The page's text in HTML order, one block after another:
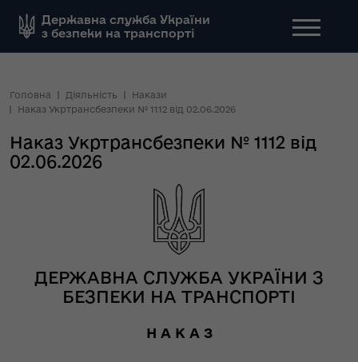
Державна служба України
з безпеки на транспорті
Головна Діяльність
Накази
Наказ Укртрансбезпеки № 1112 від 02.06.2026
Наказ Укртрансбезпеки № 1112 від
02.06.2026
ДЕРЖАВНА СЛУЖБА УКРАЇНИ З
БЕЗПЕКИ НА ТРАНСПОРТІ
Н А К А З